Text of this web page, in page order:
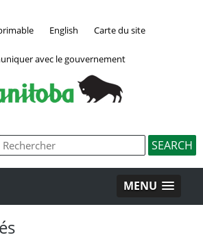
English Carte du site
avec le gouvernement
MENU